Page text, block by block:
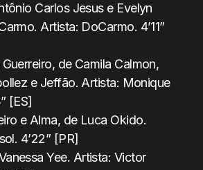
Carlos Jesus e Evelyn
Artista: DoCarmo. 4’11”
de Camila Calmon,
e Jeffão. Artista: Monique
[ES]
e Alma, de Luca Okido.
4’22” [PR]
Yee. Artista: Victor